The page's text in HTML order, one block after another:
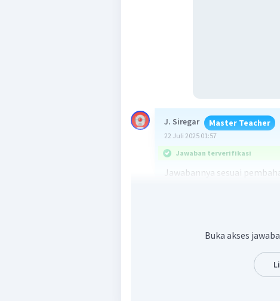
J. Siregar Master Teacher
22 Juli 2025 01:57
Jawaban terverifikasi
Jawabannya sesuai
Struktur Lewis untuk H₂
atom dalam molekul-
membentuk ikatan. Untuk
menyumbangkan satu
tunggal, yang ditandai
Lewis. Pada HBr, atom
Buka akses